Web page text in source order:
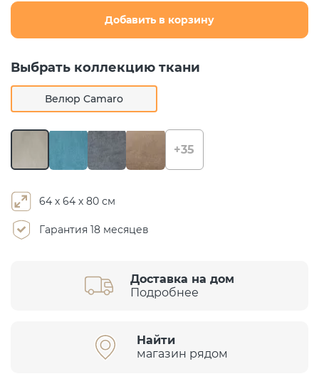
Добавить в корзину
Выбрать коллекцию ткани
Велюр Camaro
+35
64 х 64 х 80 см
Гарантия 18 месяцев
Доставка на дом
Подробнее
Найти
магазин рядом